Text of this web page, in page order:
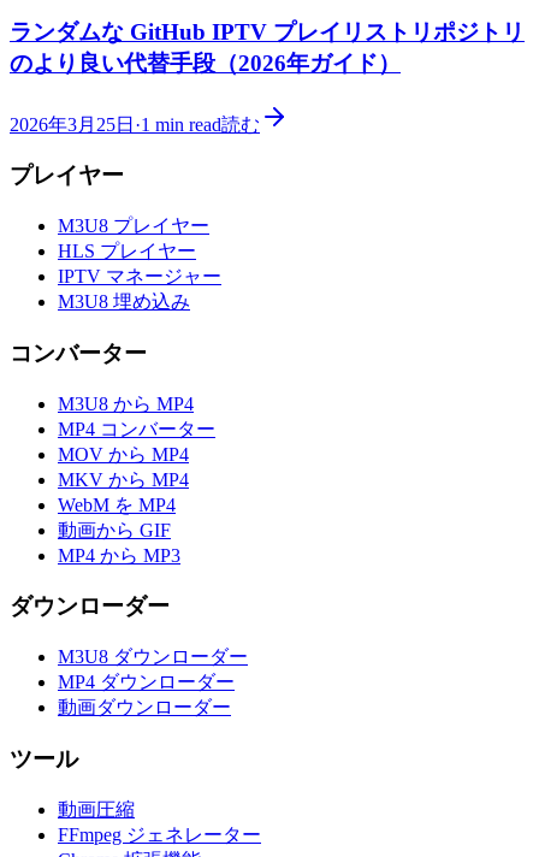
ランダムな GitHub IPTV プレイリストリポジトリ
のより良い代替手段（2026年ガイド）
2026年3月25日 ·1 min read読む
プレイヤー
M3U8 プレイヤー
HLS プレイヤー
IPTV マネージャー
M3U8 埋め込み
コンバーター
M3U8 から MP4
MP4 コンバーター
MOV から MP4
MKV から MP4
WebM を MP4
動画から GIF
MP4 から MP3
ダウンローダー
M3U8 ダウンローダー
MP4 ダウンローダー
動画ダウンローダー
ツール
動画圧縮
FFmpeg ジェネレーター